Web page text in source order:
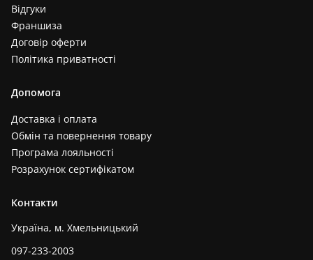
Відгуки
Франшиза
Договір оферти
Політика приватності
Допомога
Доставка і оплата
Обмін та повернення товару
Програма лояльності
Розрахунок сертифікатом
Контакти
Україна, м. Хмельницький
097-233-2003